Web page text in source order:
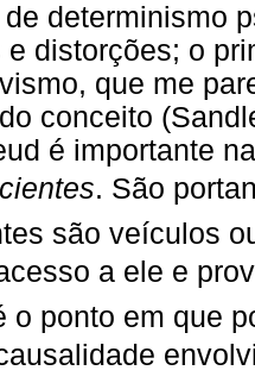
determinismo
e distorções; o
que me
conceito
é importante
. São
são veículos
a ele e
o ponto em que